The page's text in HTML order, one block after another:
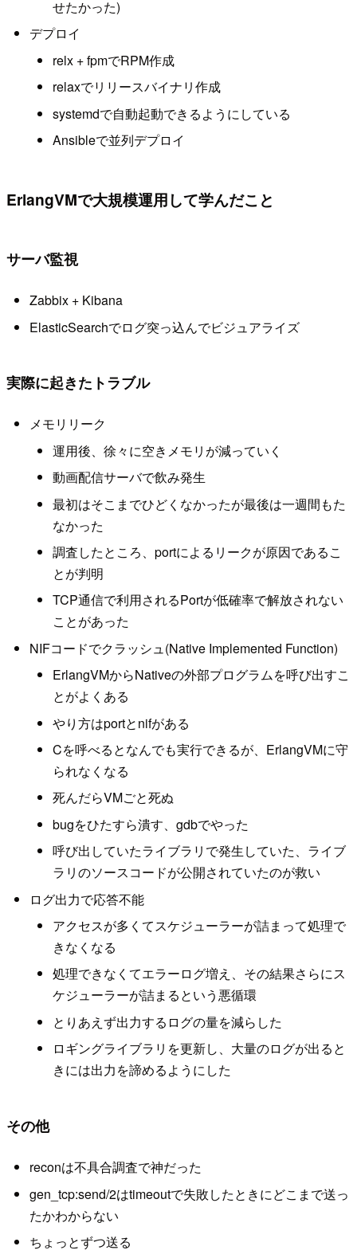
せたかった)
デプロイ
relx + fpmでRPM作成
relaxでリリースバイナリ作成
systemdで自動起動できるようにしている
Ansibleで並列デプロイ
ErlangVMで大規模運用して学んだこと
サーバ監視
Zabbix + Kibana
ElasticSearchでログ突っ込んでビジュアライズ
実際に起きたトラブル
メモリリーク
運用後、徐々に空きメモリが減っていく
動画配信サーバで飲み発生
最初はそこまでひどくなかったが最後は一週間もた
なかった
調査したところ、portによるリークが原因であるこ
とが判明
TCP通信で利用されるPortが低確率で解放されない
ことがあった
NIFコードでクラッシュ(Native Implemented Function)
ErlangVMからNativeの外部プログラムを呼び出すこ
とがよくある
やり方はportとnifがある
Cを呼べるとなんでも実行できるが、ErlangVMに守
られなくなる
死んだらVMごと死ぬ
bugをひたすら潰す、gdbでやった
呼び出していたライブラリで発生していた、ライブ
ラリのソースコードが公開されていたのが救い
ログ出力で応答不能
アクセスが多くてスケジューラーが詰まって処理で
きなくなる
処理できなくてエラーログ増え、その結果さらにス
ケジューラーが詰まるという悪循環
とりあえず出力するログの量を減らした
ロギングライブラリを更新し、大量のログが出ると
きには出力を諦めるようにした
その他
reconは不具合調査で神だった
gen_tcp:send/2はtimeoutで失敗したときにどこまで送っ
たかわからない
ちょっとずつ送る